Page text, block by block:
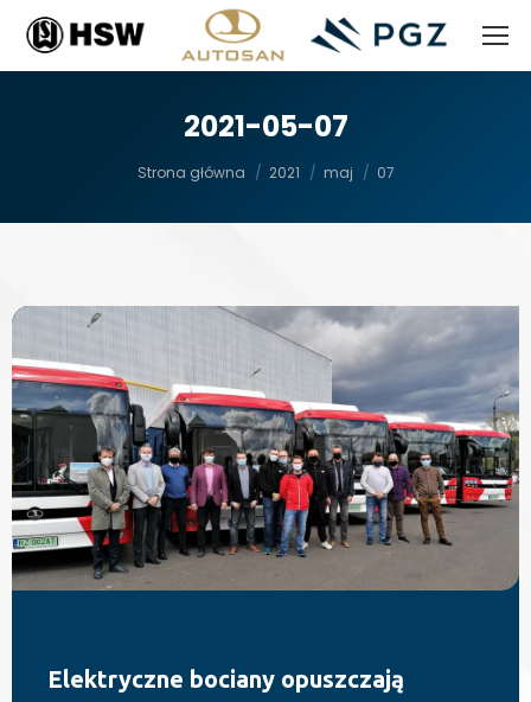
2021-05-07
Strona główna 2021 maj 07
Elektryczne bociany opuszczają